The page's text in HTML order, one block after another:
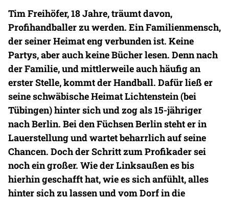
Tim Freihöfer, 18 Jahre, träumt davon,
Profihandballer zu werden. Ein Familienmensch,
der seiner Heimat eng verbunden ist. Keine
Partys, aber auch keine Bücher lesen. Denn nach
der Familie, und mittlerweile auch häufig an
erster Stelle, kommt der Handball. Dafür ließ er
seine schwäbische Heimat Lichtenstein (bei
Tübingen) hinter sich und zog als 15-jähriger
nach Berlin. Bei den Füchsen Berlin steht er in
Lauerstellung und wartet beharrlich auf seine
Chancen. Doch der Schritt zum Profikader sei
noch ein großer. Wie der Linksaußen es bis
hierhin geschafft hat, wie es sich anfühlt, alles
hinter sich zu lassen und vom Dorf in die